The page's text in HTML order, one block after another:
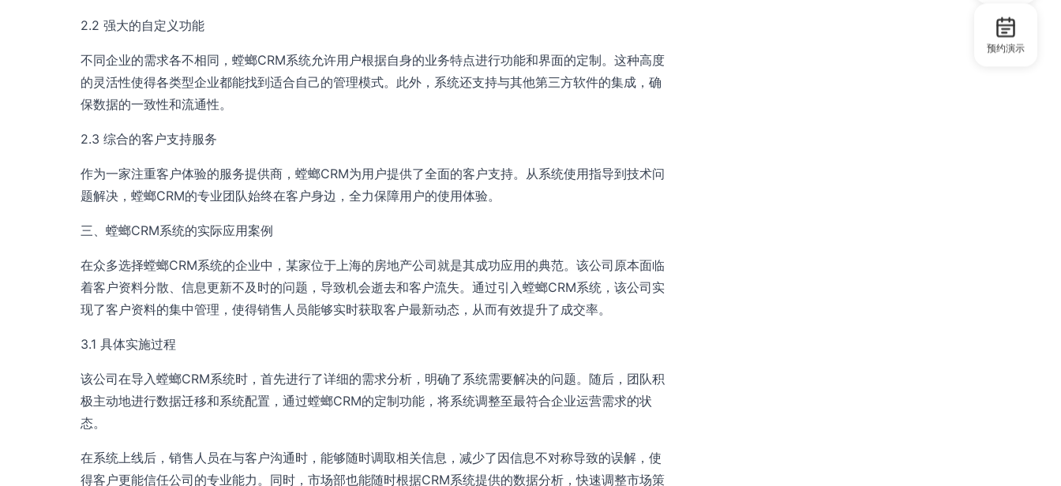
2.2 强大的自定义功能
不同企业的需求各不相同，螳螂CRM系统允许用户根据自身的业务特点进行功能和界面的定制。这种高度
的灵活性使得各类型企业都能找到适合自己的管理模式。此外，系统还支持与其他第三方软件的集成，确
保数据的一致性和流通性。
2.3 综合的客户支持服务
作为一家注重客户体验的服务提供商，螳螂CRM为用户提供了全面的客户支持。从系统使用指导到技术问
题解决，螳螂CRM的专业团队始终在客户身边，全力保障用户的使用体验。
三、螳螂CRM系统的实际应用案例
在众多选择螳螂CRM系统的企业中，某家位于上海的房地产公司就是其成功应用的典范。该公司原本面临
着客户资料分散、信息更新不及时的问题，导致机会逝去和客户流失。通过引入螳螂CRM系统，该公司实
现了客户资料的集中管理，使得销售人员能够实时获取客户最新动态，从而有效提升了成交率。
3.1 具体实施过程
该公司在导入螳螂CRM系统时，首先进行了详细的需求分析，明确了系统需要解决的问题。随后，团队积
极主动地进行数据迁移和系统配置，通过螳螂CRM的定制功能，将系统调整至最符合企业运营需求的状
态。
在系统上线后，销售人员在与客户沟通时，能够随时调取相关信息，减少了因信息不对称导致的误解，使
得客户更能信任公司的专业能力。同时，市场部也能随时根据CRM系统提供的数据分析，快速调整市场策
预约演示